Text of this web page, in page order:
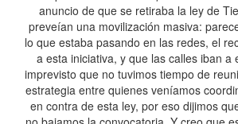
anuncio de que se retiraba la ley de
preveían una movilización masiva:
lo que estaba pasando en las redes, el
a esta iniciativa, y que las calles iban a
imprevisto que no tuvimos tiempo de
estrategia entre quienes veníamos
en contra de esta ley, por eso dijimos